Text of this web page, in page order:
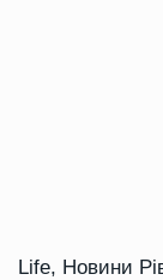
Life, Новини